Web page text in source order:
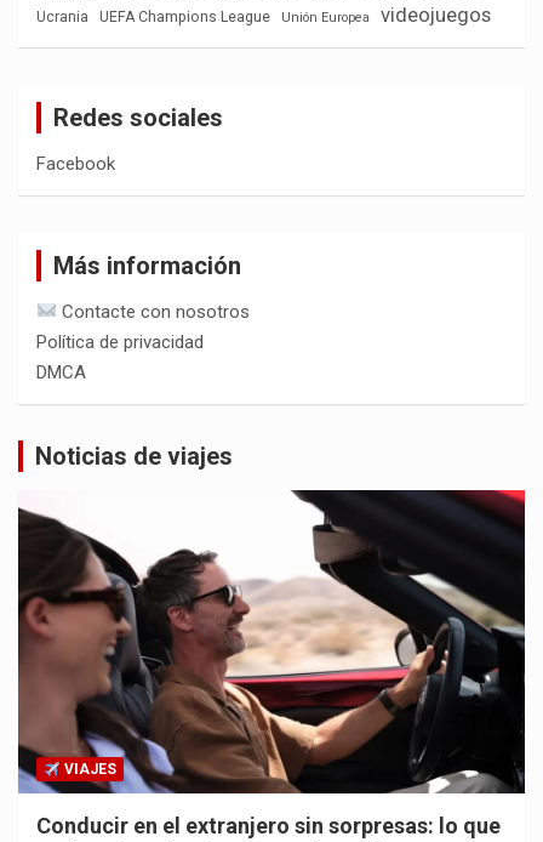
Ucrania
UEFA Champions League Unión Europea videojuegos
Redes sociales
Facebook
Más información
Contacte con nosotros
Política de privacidad
DMCA
Noticias de viajes
VIAJES
Conducir en el extranjero sin sorpresas: lo que